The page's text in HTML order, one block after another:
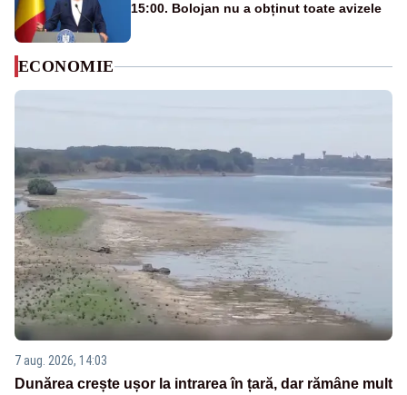
15:00. Bolojan nu a obținut toate avizele
ECONOMIE
7 aug. 2026, 14:03
Dunărea crește ușor la intrarea în țară, dar rămâne mult